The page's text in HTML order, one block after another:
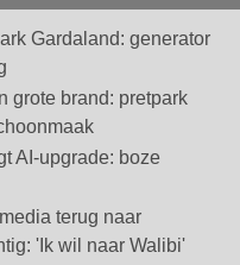
Gardaland: generator
grote brand: pretpark
AI-upgrade: boze
terug naar
'Ik wil naar Walibi'